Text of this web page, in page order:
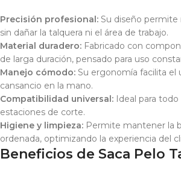
Precisión profesional: Su diseño permite
sin dañar la talquera ni el área de trabajo.
Material duradero: Fabricado con
de larga duración, pensado para uso
Manejo cómodo: Su ergonomía facilita el
cansancio en la mano.
Compatibilidad universal: Ideal para
estaciones de corte.
Higiene y limpieza: Permite mantener la
ordenada, optimizando la experiencia del
Beneficios de Saca Pelo